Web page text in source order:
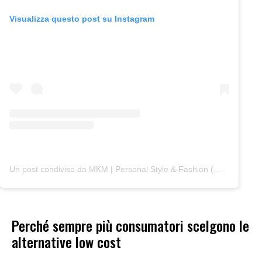
Visualizza questo post su Instagram
Perché sempre più consumatori scelgono le
alternative low cost